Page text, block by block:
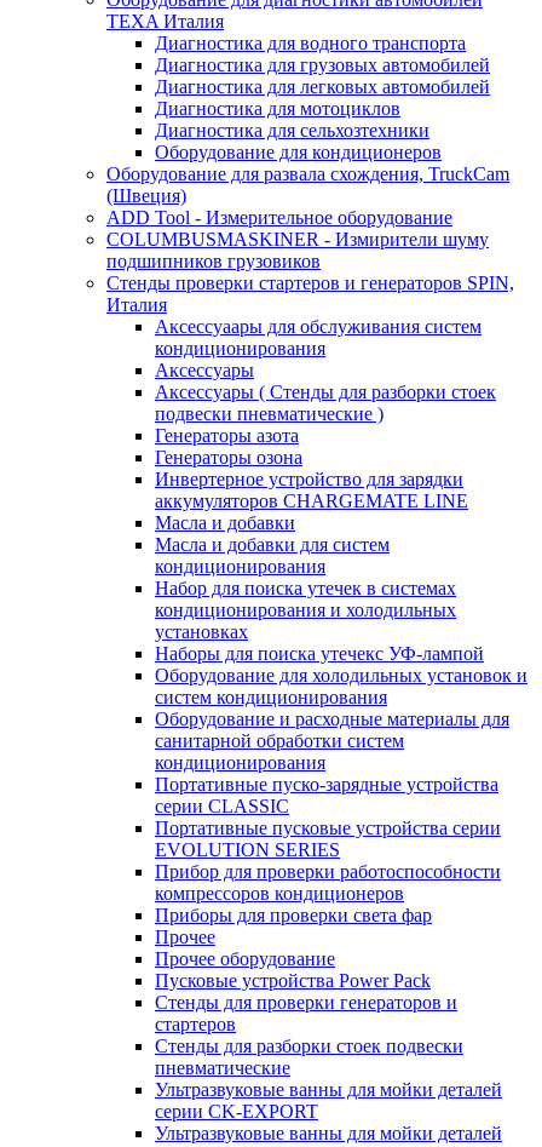
TEXA Италия
Диагностика для водного транспорта
Диагностика для грузовых автомобилей
Диагностика для легковых автомобилей
Диагностика для мотоциклов
Диагностика для сельхозтехники
Оборудование для кондиционеров
Оборудование для развала схождения, TruckCam
(Швеция)
ADD Tool - Измерительное оборудование
COLUMBUSMASKINER - Измирители шуму
подшипников грузовиков
Стенды проверки стартеров и генераторов SPIN,
Италия
Аксессуаары для обслуживания систем
кондиционирования
Аксессуары
Аксессуары ( Стенды для разборки стоек
подвески пневматические )
Генераторы азота
Генераторы озона
Инвертерное устройство для зарядки
аккумуляторов CHARGEMATE LINE
Масла и добавки
Масла и добавки для систем
кондиционирования
Набор для поиска утечек в системах
кондиционирования и холодильных
установках
Наборы для поиска утечекс УФ-лампой
Оборудование для холодильных установок и
систем кондиционирования
Оборудование и расходные материалы для
санитарной обработки систем
кондиционирования
Портативные пуско-зарядные устройства
серии CLASSIC
Портативные пусковые устройства серии
EVOLUTION SERIES
Прибор для проверки работоспособности
компрессоров кондиционеров
Приборы для проверки света фар
Прочее
Прочее оборудование
Пусковые устройства Power Pack
Стенды для проверки генераторов и
стартеров
Стенды для разборки стоек подвески
пневматические
Ультразвуковые ванны для мойки деталей
серии CK-EXPORT
Ультразвуковые ванны для мойки деталей